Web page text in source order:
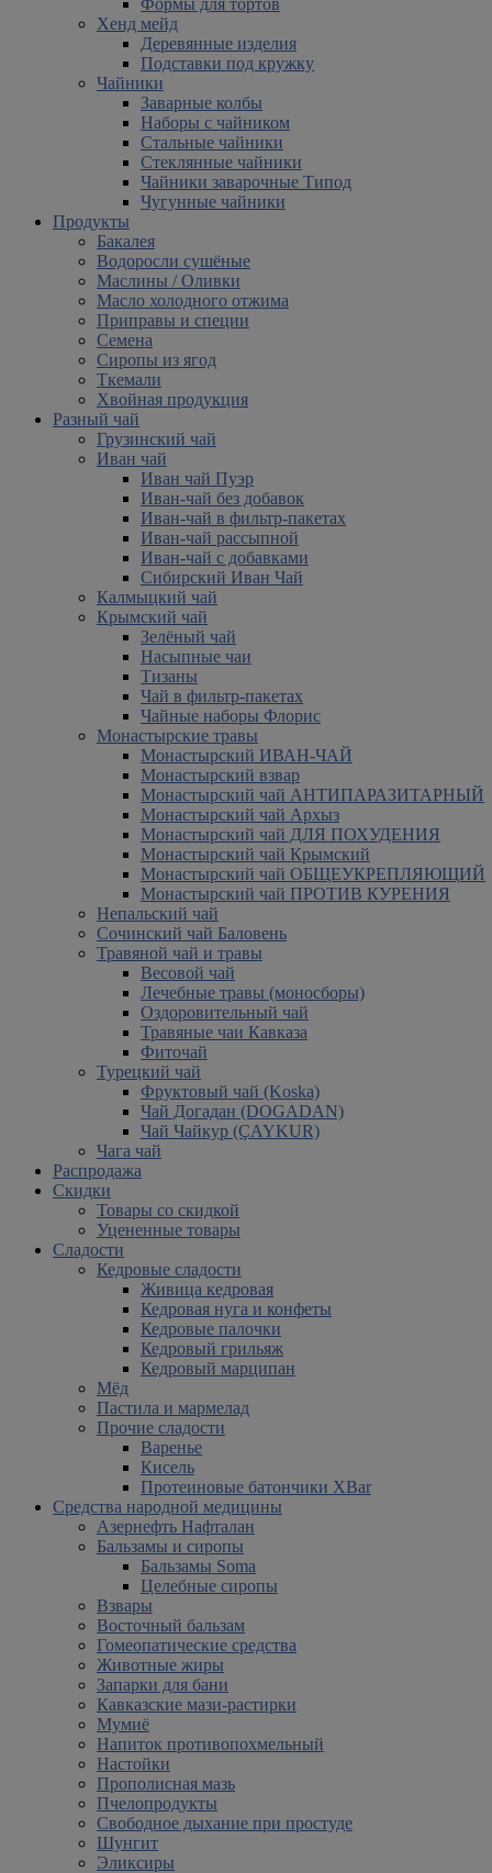
Формы для тортов
Хенд мейд
Деревянные изделия
Подставки под кружку
Чайники
Заварные колбы
Наборы с чайником
Стальные чайники
Стеклянные чайники
Чайники заварочные Типод
Чугунные чайники
Продукты
Бакалея
Водоросли сушёные
Маслины / Оливки
Масло холодного отжима
Приправы и специи
Семена
Сиропы из ягод
Ткемали
Хвойная продукция
Разный чай
Грузинский чай
Иван чай
Иван чай Пуэр
Иван-чай без добавок
Иван-чай в фильтр-пакетах
Иван-чай рассыпной
Иван-чай с добавками
Сибирский Иван Чай
Калмыцкий чай
Крымский чай
Зелёный чай
Насыпные чаи
Тизаны
Чай в фильтр-пакетах
Чайные наборы Флорис
Монастырские травы
Монастырский ИВАН-ЧАЙ
Монастырский взвар
Монастырский чай АНТИПАРАЗИТАРНЫЙ
Монастырский чай Архыз
Монастырский чай ДЛЯ ПОХУДЕНИЯ
Монастырский чай Крымский
Монастырский чай ОБЩЕУКРЕПЛЯЮЩИЙ
Монастырский чай ПРОТИВ КУРЕНИЯ
Непальский чай
Сочинский чай Баловень
Травяной чай и травы
Весовой чай
Лечебные травы (моносборы)
Оздоровительный чай
Травяные чаи Кавказа
Фиточай
Турецкий чай
Фруктовый чай (Koska)
Чай Догадан (DOGADAN)
Чай Чайкур (ÇAYKUR)
Чага чай
Распродажа
Скидки
Товары со скидкой
Уцененные товары
Сладости
Кедровые сладости
Живица кедровая
Кедровая нуга и конфеты
Кедровые палочки
Кедровый грильяж
Кедровый марципан
Мёд
Пастила и мармелад
Прочие сладости
Варенье
Кисель
Протеиновые батончики XBar
Средства народной медицины
Азернефть Нафталан
Бальзамы и сиропы
Бальзамы Soma
Целебные сиропы
Взвары
Восточный бальзам
Гомеопатические средства
Животные жиры
Запарки для бани
Кавказские мази-растирки
Мумиё
Напиток противопохмельный
Настойки
Прополисная мазь
Пчелопродукты
Свободное дыхание при простуде
Шунгит
Эликсиры